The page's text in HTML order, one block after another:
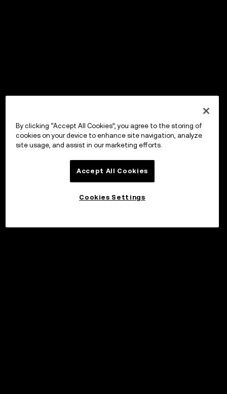
By clicking “Accept All Cookies”, you agree to the storing of
cookies on your device to enhance site navigation, analyze
site usage, and assist in our marketing efforts.
Accept All Cookies
Cookies Settings